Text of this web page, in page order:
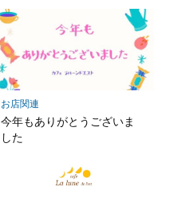
お店関連
今年もありがとうございま
した